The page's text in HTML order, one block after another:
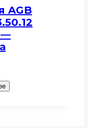
AGB
—